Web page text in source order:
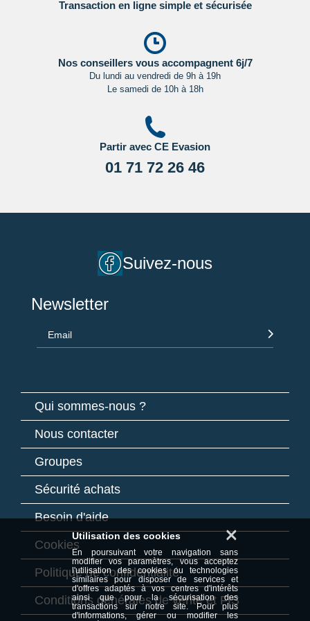
consulter les sites ci-dessous pour plus d’information :
- Etats Unis : sur le site du Service Public en
- Canada : sur le site du gouvernement canadien en
Pour les passagers binationaux ou de nationalité étrangère
départ, nous vous recommandons vivement de consulter
régulièrement le site du ministère des affaires étrangères en
Transaction en ligne simple et sécurisée
Nos conseillers vous accompagnent 6j/7
Du lundi au vendredi de 9h à 19h
Le samedi de 10h à 18h
Partir avec CE Evasion
01 71 72 26 46
Suivez-nous
Newsletter
Email
Qui sommes-nous ?
Nous contacter
Groupes
Sécurité achats
Besoin d'aide
Cookies
Politique de confidentialité
Conditions générales de vente et FIS
×
Utilisation des cookies
En poursuivant votre navigation sans
modifier vos paramètres, vous acceptez
l'utilisation des cookies ou technologies
similaires pour disposer de services et
d'offres adaptés à vos centres d'intérêts
ainsi que pour la sécurisation des
transactions sur notre site. Pour plus
d'informations, gérer ou modifier les